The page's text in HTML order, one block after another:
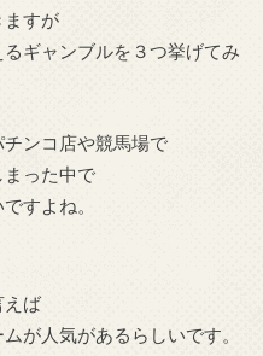
ますが
るギャンブルを３つ挙げてみ
ンコ店や競馬場で
った中で
すよね。
えば
が人気があるらしいです。